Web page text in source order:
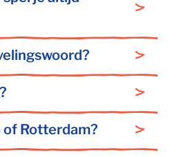
Rotterdam?